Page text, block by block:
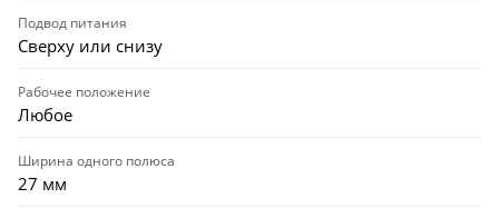
Подвод питания
Сверху или снизу
Рабочее положение
Любое
Ширина одного полюса
27 мм